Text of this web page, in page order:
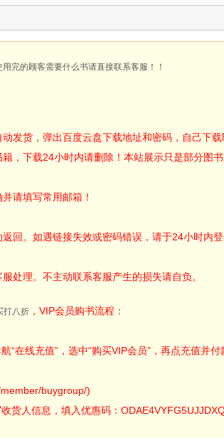
完的顾客需要什么书请直接联系客服！！
发货，弹出百度云盘下载地址和密码，自己下
，下载24小时内请删除！本站展示只是部分图
请填写常用邮箱！
回。如遇链接失效或密码错误，请于24小时内
处理。不主动联系客服产生的损失请自负。
打八折 ，VIP会员购书流程：
“在线充值”，选中“购买VIP会员”，再点充值并
buygroup/)
货人信息，填入优惠码：